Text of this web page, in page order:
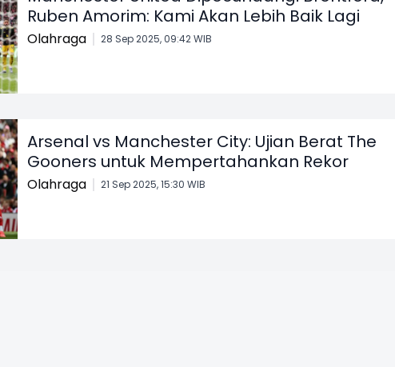
Ruben Amorim: Kami Akan Lebih Baik Lagi
Olahraga 28 Sep 2025, 09:42 WIB
Arsenal vs Manchester City: Ujian Berat The
Gooners untuk Mempertahankan Rekor
Olahraga 21 Sep 2025, 15:30 WIB